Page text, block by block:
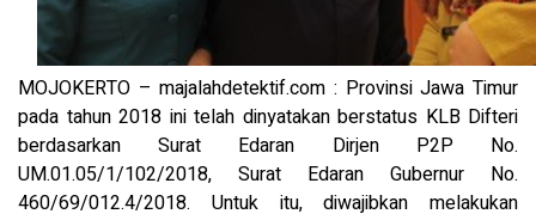
MOJOKERTO – majalahdetektif.com : Provinsi Jawa Timur
pada tahun 2018 ini telah dinyatakan berstatus KLB Difteri
berdasarkan Surat Edaran Dirjen P2P No.
UM.01.05/1/102/2018, Surat Edaran Gubernur No.
460/69/012.4/2018. Untuk itu, diwajibkan melakukan